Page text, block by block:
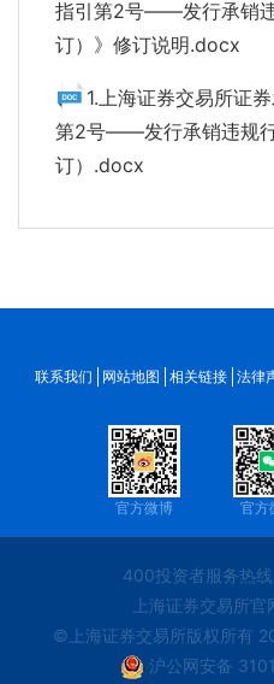
指引第2号——发行承销
订）》修订说明.docx
1.上海证券交易所证
第2号——发行承销违规
订）.docx
联系我们 网站地图 相关链接 法律
官方微博 官方
400投资者服务热
上海证券交易所
©上海证券交易所版权所有
沪公网安备